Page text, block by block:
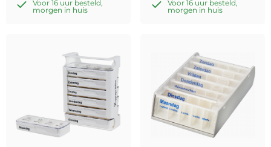
Voor 16 uur besteld,
morgen in huis
Voor 16 uur besteld,
morgen in huis